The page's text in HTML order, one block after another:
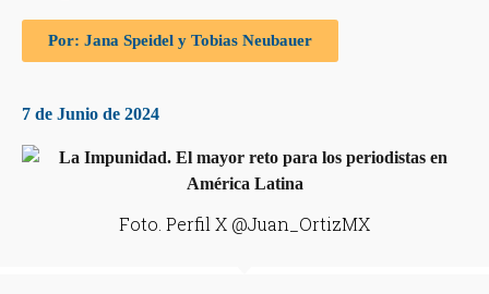
Por: Jana Speidel y Tobias Neubauer
7 de Junio de 2024
Foto. Perfil X @Juan_OrtizMX